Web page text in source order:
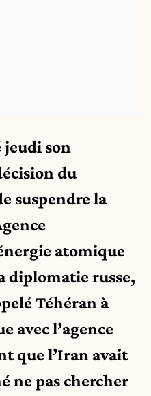
jeudi son
du
suspendre la
atomique
diplomatie russe,
Téhéran à
avec l’agence
que l’Iran avait
ne pas chercher